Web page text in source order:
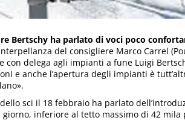
Bertschy ha parlato di voci poco
del consigliere Marco Carrel
con delega agli impianti a fune Luigi
e anche l’apertura degli impianti è
sci il 18 febbraio ha parlato
inferiore al tetto massimo di 42